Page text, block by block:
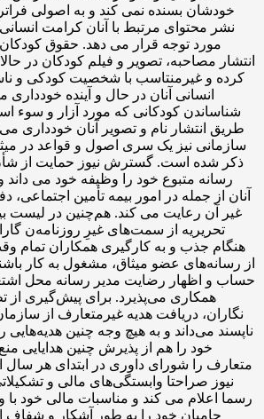
خودشان بسنده نمی کند و به اصولی فراتر
نشر محتوای مرتبط با آنان کرامت
مورد توجه قرار می دهد. حقوق
انتشار مصاحبه، تصویر و فیلم کودکان در
کرده و غیرمنتاسب با شخصیت کودکی و
انسانی آنان در حال و آینده خودداری
شناساندن کودکانی که مورد آزار و سوء
طریق انتشار نام و تصویر آنان خودداری می
سازمانی نیز یک سری اصول و قواعد در
ذکر شده است. گسترش نیوز حمایت از
رسانه متبوع خود را وظیفه خود می
آنان از جمله در امور بیمه تأمین
غیر آن رعایت می کند. هم‌چنین در لیست
تحریریه از سمت‌های غیرِ روزنامه‌ن
هنگام جذب و به کارگیری همکاران تمام
از رسانه‌های عضو میثاق، مشغول به کار
حساب و اظهار رضایت مدیر رسانه محل
همکاری می‌پذیرد. برای پیش‌گیری از
‌نگاران، دریافت هدیه غیرمتعارف از
ناپسند می‌داند و به ‌هیچ ‌وجه چنین هدیه‌هایی
خود را هم از پذیرش چنین هدایایی
متعارف را شورای داوری در ابتدای هر
نیوز صراحتا وابستگی‌های مالی و
رسما اعلام می کند و مناسبات مالی خود با
حامیان خود را به ‌طور آشکار و شفاف